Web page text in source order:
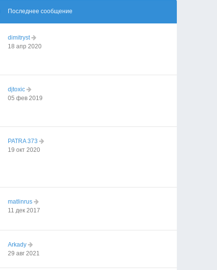
Последнее сообщение
dimitryst
18 апр 2020
djtoxic
05 фев 2019
PATRA 373
19 окт 2020
matlinrus
11 дек 2017
Arkady
29 авг 2021